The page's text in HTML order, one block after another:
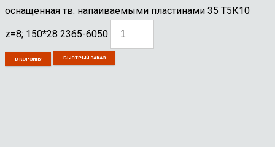
оснащенная тв. напаиваемыми пластинами 35 Т5К10
z=8; 150*28 2365-6050
В КОРЗИНУ БЫСТРЫЙ ЗАКАЗ